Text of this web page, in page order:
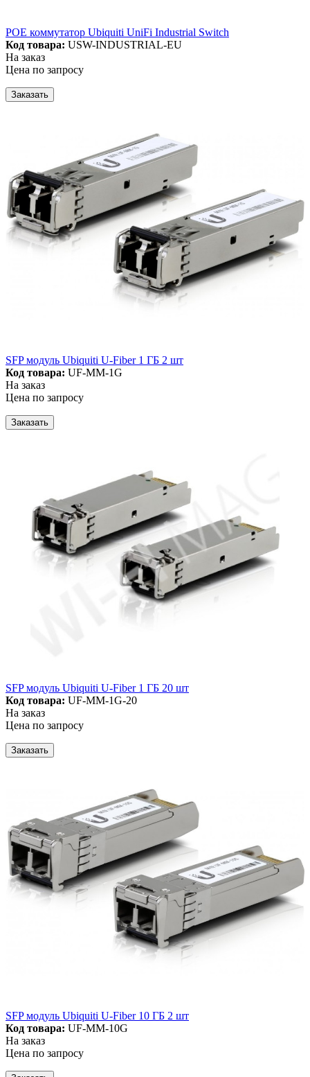
POE коммутатор Ubiquiti UniFi Industrial Switch
Код товара: USW-INDUSTRIAL-EU
На заказ
Цена по запросу
Заказать
SFP модуль Ubiquiti U-Fiber 1 ГБ 2 шт
Код товара: UF-MM-1G
На заказ
Цена по запросу
Заказать
SFP модуль Ubiquiti U-Fiber 1 ГБ 20 шт
Код товара: UF-MM-1G-20
На заказ
Цена по запросу
Заказать
SFP модуль Ubiquiti U-Fiber 10 ГБ 2 шт
Код товара: UF-MM-10G
На заказ
Цена по запросу